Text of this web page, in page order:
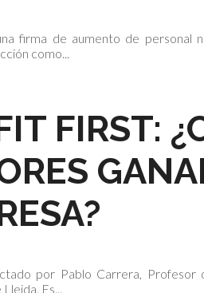
firma de aumento de personal
como...
FIRST:
por Pablo Carrera,
Es...